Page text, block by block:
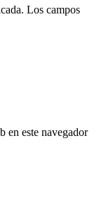
Los campos
en este navegador